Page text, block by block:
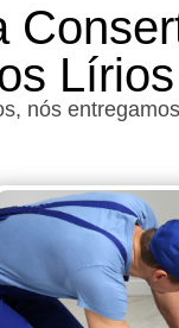
Lírios
nós